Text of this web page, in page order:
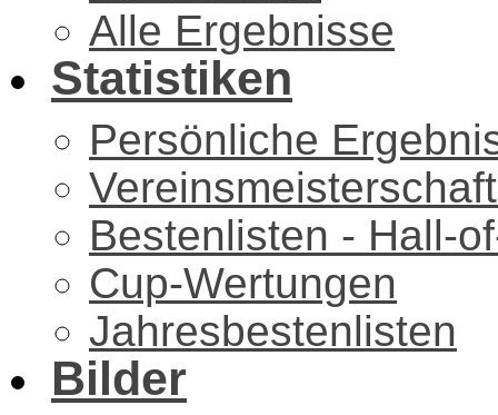
Alle Ergebnisse
Statistiken
Persönliche
Bestenlisten - Hall-
Cup-Wertungen
Jahresbestenlisten
Bilder